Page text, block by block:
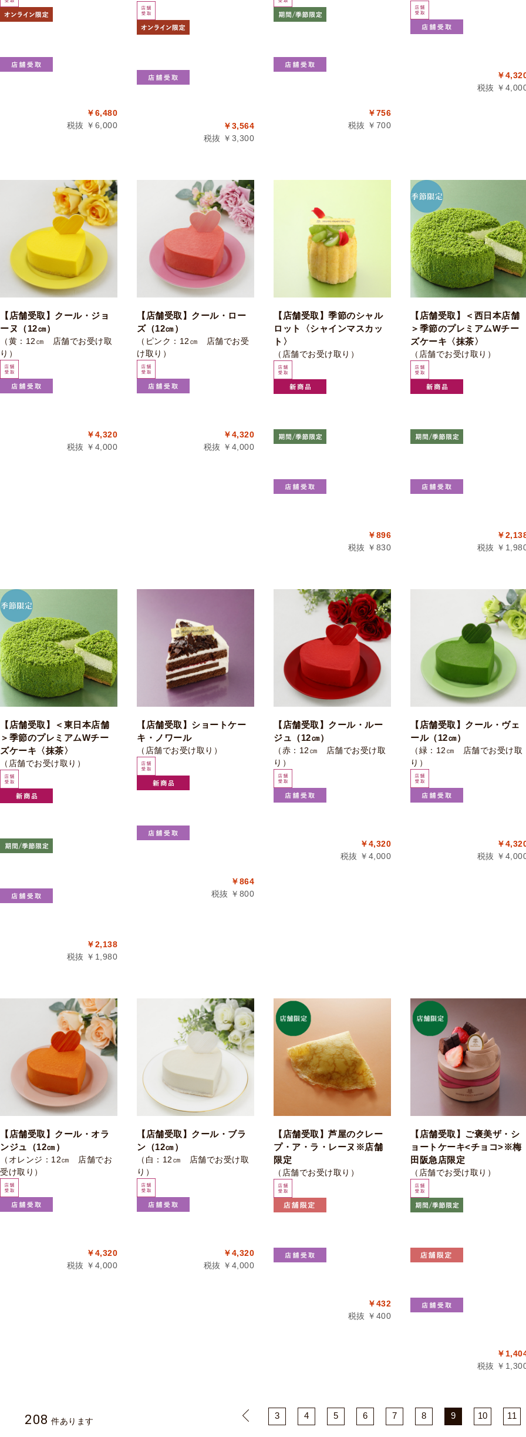
￥6,480
税抜 ￥6,000
￥3,564
税抜 ￥3,300
￥756
税抜 ￥700
￥
税抜 ￥
【店舗受取】クール・ジョ
ーヌ（12㎝）
（黄：12㎝ 店舗でお受け取
り）
￥4,320
税抜 ￥4,000
【店舗受取】クール・ロー
ズ（12㎝）
（ピンク：12㎝ 店舗でお受
け取り）
￥4,320
税抜 ￥4,000
【店舗受取】季節のシャル
ロット〈シャインマスカッ
ト〉
（店舗でお受け取り）
￥896
税抜 ￥830
【店舗受取】＜西日本店舗
＞季節のプレミアムWチー
ズケーキ〈抹茶〉
（店舗でお受け取り）
￥
税抜 ￥
【店舗受取】＜東日本店舗
＞季節のプレミアムWチー
ズケーキ〈抹茶〉
（店舗でお受け取り）
￥2,138
税抜 ￥1,980
【店舗受取】ショートケー
キ・ノワール
（店舗でお受け取り）
￥864
税抜 ￥800
【店舗受取】クール・ルー
ジュ（12㎝）
（赤：12㎝ 店舗でお受け取
り）
￥4,320
税抜 ￥4,000
【店舗受取】クール・ヴェ
ール（12㎝）
（緑：12㎝ 店舗でお受け取
り）
￥
税抜 ￥
【店舗受取】クール・オラ
ンジュ（12㎝）
（オレンジ：12㎝ 店舗でお
受け取り）
￥4,320
税抜 ￥4,000
【店舗受取】クール・ブラ
ン（12㎝）
（白：12㎝ 店舗でお受け取
り）
￥4,320
税抜 ￥4,000
【店舗受取】芦屋のクレー
プ・ア・ラ・レーヌ※店舗
限定
（店舗でお受け取り）
￥432
税抜 ￥400
【店舗受取】ご褒美ザ・シ
ョートケーキ<チョコ>※梅
田阪急店限定
（店舗でお受け取り）
￥
税抜 ￥
208 件あります
3 4 5 6 7 8 9 10 11